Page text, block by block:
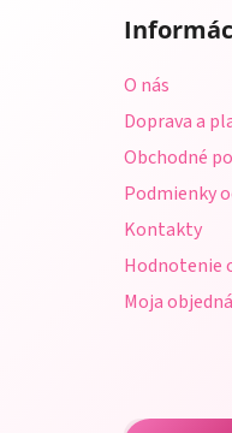
O nás
Doprava a
Obchodné
Podmienky
Kontakty
Hodnotenie
Moja